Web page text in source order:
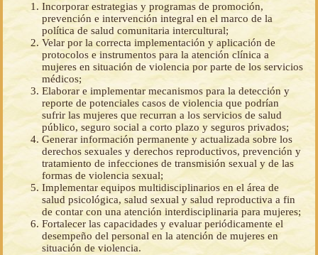
Incorporar estrategias y programas de promoción,
prevención e intervención integral en el marco de la
política de salud comunitaria intercultural;
Velar por la correcta implementación y aplicación de
protocolos e instrumentos para la atención clínica a
mujeres en situación de violencia por parte de los servicios
médicos;
Elaborar e implementar mecanismos para la detección y
reporte de potenciales casos de violencia que podrían
sufrir las mujeres que recurran a los servicios de salud
público, seguro social a corto plazo y seguros privados;
Generar información permanente y actualizada sobre los
derechos sexuales y derechos reproductivos, prevención y
tratamiento de infecciones de transmisión sexual y de las
formas de violencia sexual;
Implementar equipos multidisciplinarios en el área de
salud psicológica, salud sexual y salud reproductiva a fin
de contar con una atención interdisciplinaria para mujeres;
Fortalecer las capacidades y evaluar periódicamente el
desempeño del personal en la atención de mujeres en
situación de violencia.